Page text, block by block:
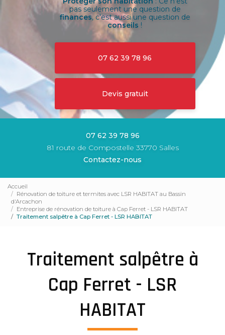
pas seulement une question de
finances, c'est aussi une question de
conseils !
07 62 39 78 96
Devis gratuit
07 62 39 78 96
81 route de Compostelle 33770 Salles
Contactez-nous
Accueil
Rénovation de toiture et termites avec LSR HABITAT au Bassin
d'Arcachon
Entreprise de rénovation de toiture à Cap Ferret - LSR HABITAT
Traitement salpêtre à Cap Ferret - LSR HABITAT
Traitement salpêtre à
Cap Ferret - LSR
HABITAT